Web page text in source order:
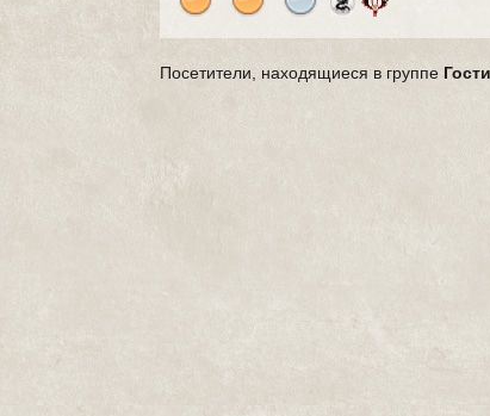
Посетители, находящиеся в группе Гости